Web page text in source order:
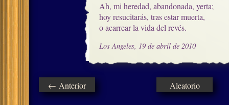
Ah, mi heredad, abandonada, yerta;
hoy resucitarás, tras estar muerta,
o acarrear la vida del revés.
Los Angeles, 19 de abril de 2010
← Anterior Aleatorio